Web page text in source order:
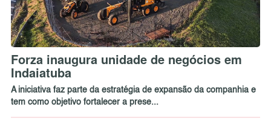
Forza inaugura unidade de negócios em
Indaiatuba
A iniciativa faz parte da estratégia de expansão da companhia e
tem como objetivo fortalecer a prese...